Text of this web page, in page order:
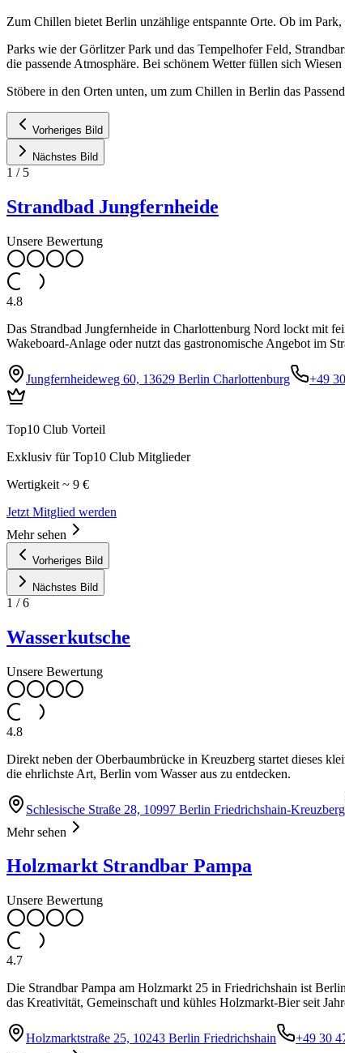
Zum Chillen bietet Berlin unzählige entspannte Orte. Ob im
Parks wie der Görlitzer Park und das Tempelhofer Feld,
die passende Atmosphäre. Bei schönem Wetter füllen sich
Stöbere in den Orten unten, um zum Chillen in Berlin das
Vorheriges Bild
Nächstes Bild
1 / 5
Strandbad Jungfernheide
Unsere Bewertung
4.8
Das Strandbad Jungfernheide in Charlottenburg Nord lockt mit
Wakeboard-Anlage oder nutzt das gastronomische Angebot im
Jungfernheideweg 60, 13629 Berlin Charlottenburg +49
Top10 Club Vorteil
Exklusiv für Top10 Club Mitglieder
Wertigkeit ~ 9 €
Jetzt Mitglied werden
Mehr sehen
Vorheriges Bild
Nächstes Bild
1 /6
Wasserkutsche
Unsere Bewertung
4.8
Direkt neben der Oberbaumbrücke in Kreuzberg startet dieses
die ehrlichste Art, Berlin vom Wasser aus zu entdecken.
Schlesische Straße 28, 10997 Berlin Friedrichshain-Kreuzberg
Mehr sehen
Holzmarkt Strandbar Pampa
Unsere Bewertung
4.7
Die Strandbar Pampa am Holzmarkt 25 in Friedrichshain ist
das Kreativität, Gemeinschaft und kühles Holzmarkt-Bier seit
Holzmarktstraße 25, 10243 Berlin Friedrichshain +49 30